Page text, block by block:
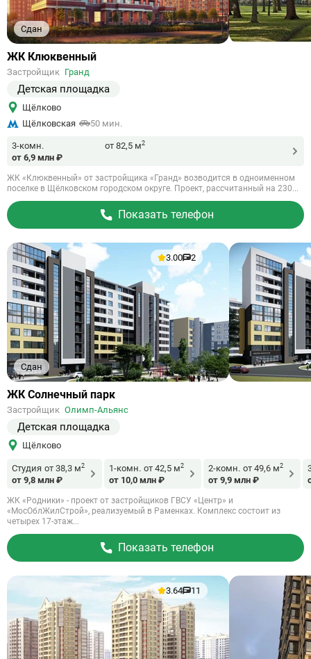
Сдан
Ссылка
объект
ЖК Клюквенный
Застройщик Гранд
Детская площадка
Щёлково
Щёлковская
50 мин.
3-комн. от 82,5 м2
от 6,9 млн ₽
ЖК «Клюквенный» от застройщика «Гранд» возводится в одноименном
поселке в Щёлковском городском округе. Проект, рассчитанный на 230...
Показать телефон
Сдан
3.00 2
Ссылка
объект
ЖК Солнечный парк
Застройщик Олимп-Альянс
Детская площадка
Щёлково
Студия от 38,3 м2
от 9,8 млн ₽
1-комн. от 42,5 м2
от 10,0 млн ₽
2-комн. от 49,6 м2
от 9,9 млн ₽
ЖК «Родники» - проект от застройщиков ГВСУ «Центр» и
«МосОблЖилСтрой», реализуемый в Раменках. Комплекс состоит из
четырех 17-этаж...
Показать телефон
3.64 11